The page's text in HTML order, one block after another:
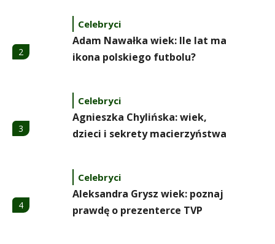
2
Celebryci
Adam Nawałka wiek: Ile lat ma
ikona polskiego futbolu?
3
Celebryci
Agnieszka Chylińska: wiek,
dzieci i sekrety macierzyństwa
4
Celebryci
Aleksandra Grysz wiek: poznaj
prawdę o prezenterce TVP